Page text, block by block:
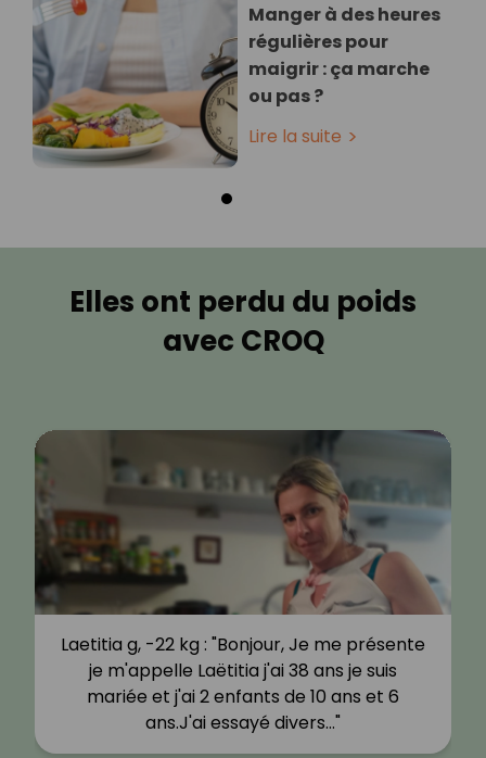
Manger à des heures
régulières pour
maigrir : ça marche
ou pas ?
Lire la suite
Elles ont perdu du poids
avec CROQ
Laetitia g, -22 kg : "Bonjour, Je me présente
je m'appelle Laëtitia j'ai 38 ans je suis
mariée et j'ai 2 enfants de 10 ans et 6
ans.J'ai essayé divers…"